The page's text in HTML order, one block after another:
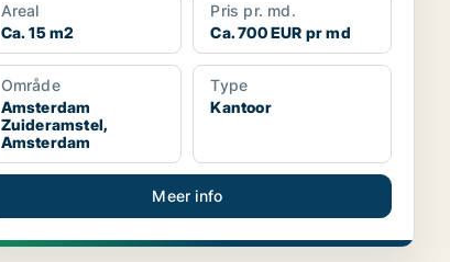
Areal
Ca. 15 m2
Pris pr. md.
Ca. 700 EUR pr md
Område
Amsterdam
Zuideramstel,
Amsterdam
Type
Kantoor
Meer info